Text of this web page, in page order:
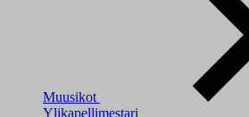
Muusikot
Ylikapellimestari